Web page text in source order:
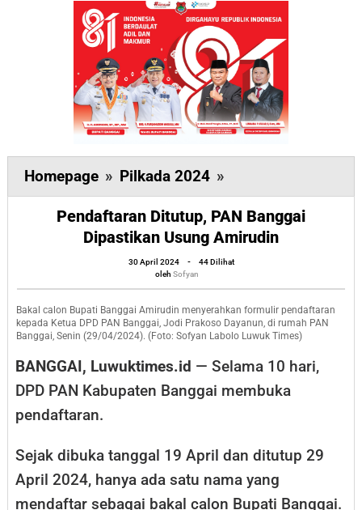
Homepage » Pilkada 2024 »
Ditutup,
PAN
Banggai
Dipastikan
Usung
Amirudin
Pendaftaran Ditutup, PAN Banggai
Dipastikan Usung Amirudin
30 April 2024
oleh
Sofyan
-
44 Dilihat
oleh Sofyan
Bakal calon Bupati Banggai Amirudin menyerahkan formulir pendaftaran
kepada Ketua DPD PAN Banggai, Jodi Prakoso Dayanun, di rumah PAN
Banggai, Senin (29/04/2024). (Foto: Sofyan Labolo Luwuk Times)
BANGGAI, Luwuktimes.id — Selama 10 hari,
DPD PAN Kabupaten Banggai membuka
pendaftaran.
Sejak dibuka tanggal 19 April dan ditutup 29
April 2024, hanya ada satu nama yang
mendaftar sebagai bakal calon Bupati Banggai.